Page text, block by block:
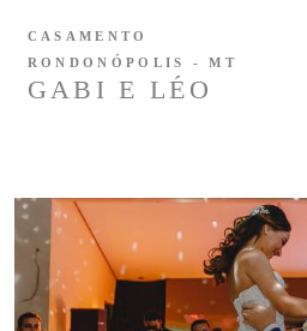
GABI E LÉO
CASAMENTO
RONDONÓPOLIS - MT